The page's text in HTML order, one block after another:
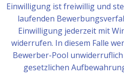
Einwilligung ist freiwillig und
laufenden
Einwilligung jederzeit mit
widerrufen. In diesem Falle
Bewerber-Pool
gesetzlichen